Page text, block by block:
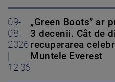
09-
08-
2026
12:36
„Green Boots” ar
3 decenii. Cât de
recuperarea
Muntele Everest